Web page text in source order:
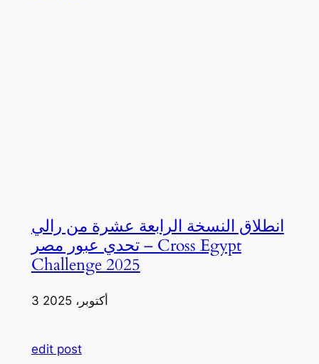
انطلاق النسخة الرابعة عشرة من رالي
تحدي عبور مصر – Cross Egypt
Challenge 2025
3 أكتوبر، 2025
edit post